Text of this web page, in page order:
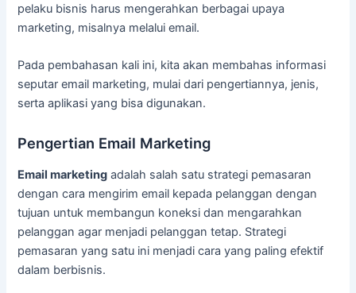
pelaku bisnis harus mengerahkan berbagai upaya
marketing, misalnya melalui email.
Pada pembahasan kali ini, kita akan membahas informasi
seputar email marketing, mulai dari pengertiannya, jenis,
serta aplikasi yang bisa digunakan.
Pengertian Email Marketing
Email marketing adalah salah satu strategi pemasaran
dengan cara mengirim email kepada pelanggan dengan
tujuan untuk membangun koneksi dan mengarahkan
pelanggan agar menjadi pelanggan tetap. Strategi
pemasaran yang satu ini menjadi cara yang paling efektif
dalam berbisnis.